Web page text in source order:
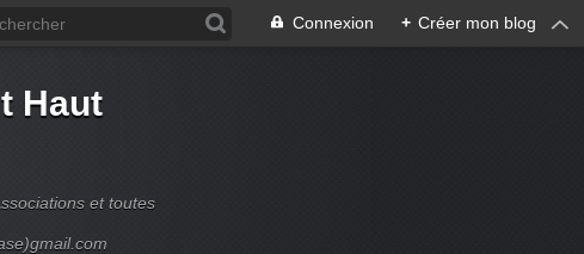
Connexion + Créer mon blog
Haut
et toutes